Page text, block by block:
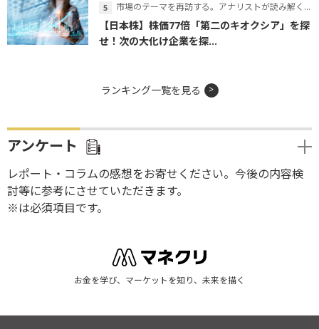
市場のテーマを再訪する。アナリストが読み解くテーマの本質
【日本株】株価77倍「第二のキオクシア」を探
せ！次の大化け企業を探...
ランキング一覧を見る
アンケート
レポート・コラムの感想をお寄せください。今後の内容検
討等に参考にさせていただきます。
※は必須項目です。
お金を学び、マーケットを知り、未来を描く